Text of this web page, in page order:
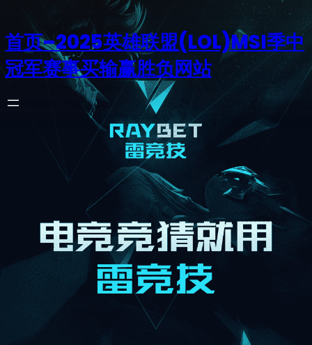
首页–2025英雄联盟(LOL)MSI季中
冠军赛事买输赢胜负网站